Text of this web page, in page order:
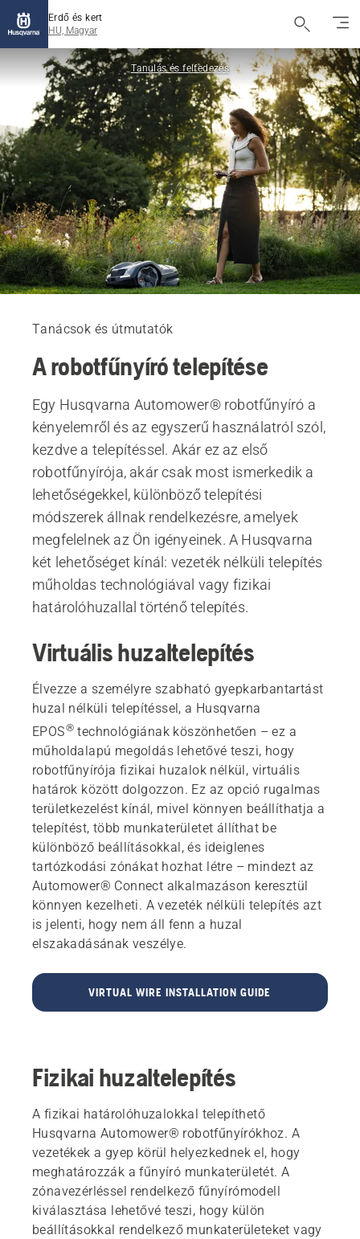
Erdő és kert
HU, Magyar
Tanulás és felfedezés
Tanácsok és útmutatók
A robotfűnyíró telepítése
Egy Husqvarna Automower® robotfűnyíró a
kényelemről és az egyszerű használatról szól,
kezdve a telepítéssel. Akár ez az első
robotfűnyírója, akár csak most ismerkedik a
lehetőségekkel, különböző telepítési
módszerek állnak rendelkezésre, amelyek
megfelelnek az Ön igényeinek. A Husqvarna
két lehetőséget kínál: vezeték nélküli telepítés
műholdas technológiával vagy fizikai
határolóhuzallal történő telepítés.
Virtuális huzaltelepítés
Élvezze a személyre szabható gyepkarbantartást
huzal nélküli telepítéssel, a Husqvarna
EPOS® technológiának köszönhetően – ez a
műholdalapú megoldás lehetővé teszi, hogy
robotfűnyírója fizikai huzalok nélkül, virtuális
határok között dolgozzon. Ez az opció rugalmas
területkezelést kínál, mivel könnyen beállíthatja a
telepítést, több munkaterületet állíthat be
különböző beállításokkal, és ideiglenes
tartózkodási zónákat hozhat létre – mindezt az
Automower® Connect alkalmazáson keresztül
könnyen kezelheti. A vezeték nélküli telepítés azt
is jelenti, hogy nem áll fenn a huzal
elszakadásának veszélye.
VIRTUAL WIRE INSTALLATION GUIDE
Fizikai huzaltelepítés
A fizikai határolóhuzalokkal telepíthető
Husqvarna Automower® robotfűnyírókhoz. A
vezetékek a gyep körül helyezkednek el, hogy
meghatározzák a fűnyíró munkaterületét. A
zónavezérléssel rendelkező fűnyírómodell
kiválasztása lehetővé teszi, hogy külön
beállításokkal rendelkező munkaterületeket vagy